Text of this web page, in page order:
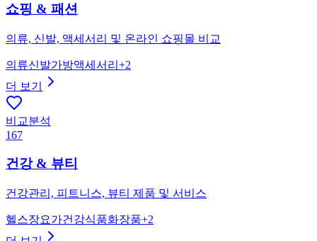
쇼핑 & 패션
의류, 신발, 액세서리 및 온라인 쇼핑몰 비교
의류신발가방액세서리 +2
더 보기
비교분석
167
건강 & 뷰티
건강관리, 피트니스, 뷰티 제품 및 서비스
헬스장요가건강식품화장품+2